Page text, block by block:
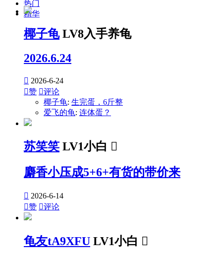
热门
精华
椰子龟 LV8入手养龟
2026.6.24
 2026-6-24
赞 评论
椰子龟: 生完蛋，6斤整
爱飞的龟: 连体蛋？
苏笑笑 LV1小白 
麝香小压成5+6+有货的带价来
 2026-6-14
赞 评论
龟友tA9XFU LV1小白 